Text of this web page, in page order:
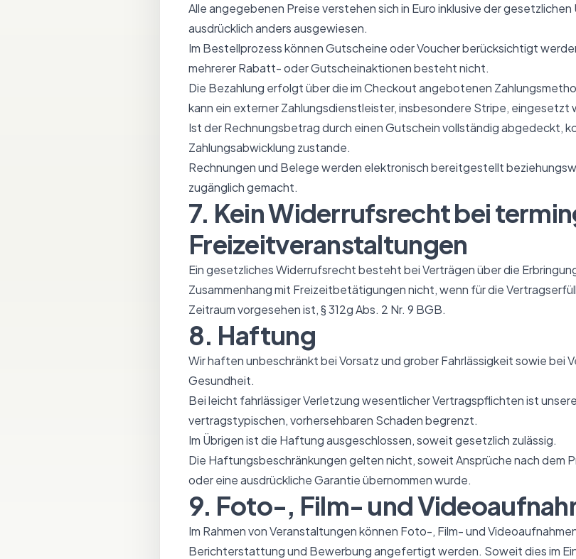
Alle angegebenen Preise verstehen sich in Euro inklusive der
ausdrücklich anders ausgewiesen.
Im Bestellprozess können Gutscheine oder Voucher berücksichtigt
mehrerer Rabatt- oder Gutscheinaktionen besteht nicht.
Die Bezahlung erfolgt über die im Checkout angebotenen
kann ein externer Zahlungsdienstleister, insbesondere Stripe, eingesetzt
Ist der Rechnungsbetrag durch einen Gutschein vollständig abgedeckt,
Zahlungsabwicklung zustande.
Rechnungen und Belege werden elektronisch bereitgestellt
zugänglich gemacht.
7. Kein Widerrufsrecht bei
Freizeitveranstaltungen
Ein gesetzliches Widerrufsrecht besteht bei Verträgen über die
Zusammenhang mit Freizeitbetätigungen nicht, wenn für die
Zeitraum vorgesehen ist, § 312g Abs. 2 Nr. 9 BGB.
8. Haftung
Wir haften unbeschränkt bei Vorsatz und grober Fahrlässigkeit sowie bei
Gesundheit.
Bei leicht fahrlässiger Verletzung wesentlicher Vertragspflichten ist
vertragstypischen, vorhersehbaren Schaden begrenzt.
Im Übrigen ist die Haftung ausgeschlossen, soweit gesetzlich zulässig.
Die Haftungsbeschränkungen gelten nicht, soweit Ansprüche nach
oder eine ausdrückliche Garantie übernommen wurde.
9. Foto-, Film- und
Im Rahmen von Veranstaltungen können Foto-, Film- und
Berichterstattung und Bewerbung angefertigt werden. Soweit dies im